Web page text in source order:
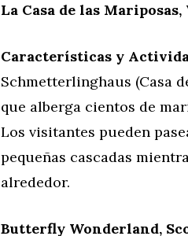
La Casa de las
Características y
Schmetterlinghaus (Casa
que alberga cientos de
Los visitantes pueden
pequeñas cascadas
alrededor.
Butterfly Wonderland,